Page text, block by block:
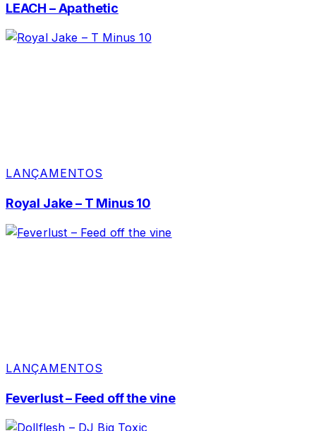
LEACH – Apathetic
LANÇAMENTOS
Royal Jake – T Minus 10
LANÇAMENTOS
Feverlust – Feed off the vine